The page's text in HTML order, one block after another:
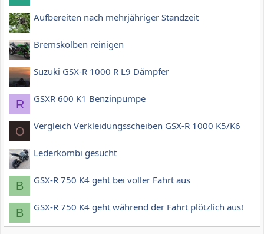
Aufbereiten nach mehrjähriger Standzeit
Bremskolben reinigen
Suzuki GSX-R 1000 R L9 Dämpfer
R GSXR 600 K1 Benzinpumpe
O Vergleich Verkleidungsscheiben GSX-R 1000 K5/K6
Lederkombi gesucht
B GSX-R 750 K4 geht bei voller Fahrt aus
B GSX-R 750 K4 geht während der Fahrt plötzlich aus!